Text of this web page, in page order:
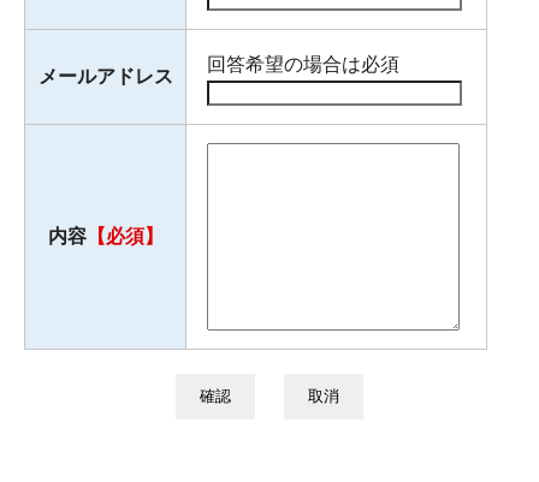
メールアドレス 回答希望の場合は必須
内容【必須】